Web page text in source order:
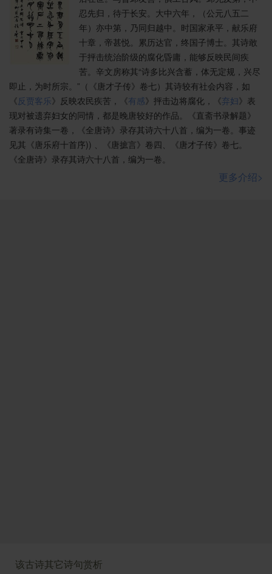
忍先归，待于长安。大中六年，（公元八五二
年）亦中第，乃同归越中。时国家承平，献乐府
十章，帝甚悦。累历达官，终国子博士。其诗敢
于抨击统治阶级的腐化昏庸，能够反映民间疾
苦。辛文房称其“诗多比兴含蓄，体无定规，兴尽
即止，为时所宗。”（《唐才子传》卷七）其诗较有社会内容，如
《反贾客乐》反映农民疾苦，《有感》抨击边将腐化，《弃妇》表
现对被遗弃妇女的同情，都是晚唐较好的作品。《直斋书录解题》
著录有诗集一卷，《全唐诗》录存其诗六十八首，编为一卷。事迹
见其《唐乐府十首序)) 、《唐摭言》卷四、《唐才子传》卷七。
《全唐诗》录存其诗六十八首，编为一卷。
更多介绍>
该古诗其它诗句赏析